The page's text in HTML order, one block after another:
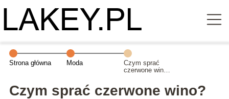
Strona główna Moda
Czym sprać
czerwone wino?
sposoby
Czym sprać czerwone wino?